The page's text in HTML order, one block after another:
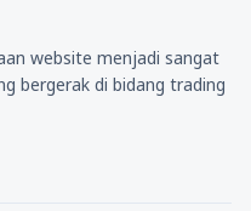
website menjadi sangat
bergerak di bidang trading